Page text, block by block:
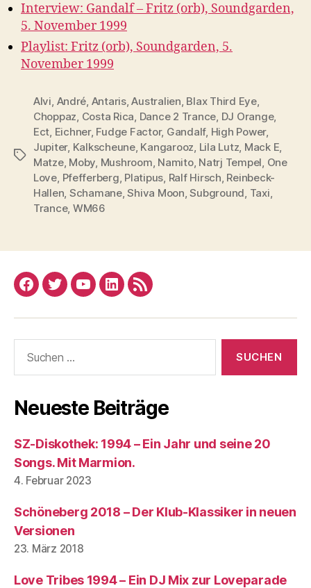
Interview: Gandalf – Fritz (orb), Soundgarden,
5. November 1999
Playlist: Fritz (orb), Soundgarden, 5.
November 1999
Schlagwörter
Alvi, André, Antaris,Australien, Blax Third Eye,
Choppaz, Costa Rica, Dance 2 Trance, DJ Orange,
Ect, Eichner, Fudge Factor, Gandalf, High Power,
Jupiter, Kalkscheune, Kangarooz, Lila Lutz, Mack E,
Matze, Moby, Mushroom, Namito, Natrj Tempel, One
Love, Pfefferberg, Platipus, Ralf Hirsch, Reinbeck-
Hallen, Schamane,Shiva Moon,Subground, Taxi,
Trance, WM66
Facebook
TwitterYouTube
LinkedRSS
nach:
Neueste Beiträge
SZ-Diskothek: 1994 – Ein Jahr und seine 20
Songs. Mit Marmion.
4. Februar 2023
Schöneberg 2018 – Der Klub-Klassiker in neuen
Versionen
23. März 2018
Love Tribes 1994 – Ein DJ Mix zur Loveparade